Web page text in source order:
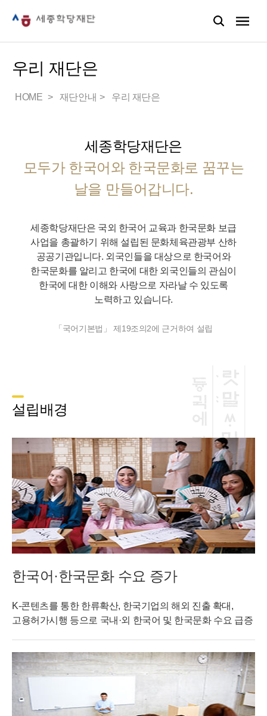
우리 재단은
HOME 재단안내 우리 재단은
세종학당재단은
모두가 한국어와 한국문화로 꿈꾸는
날을 만들어갑니다.
세종학당재단은 국외 한국어 교육과 한국문화 보급
사업을 총괄하기 위해 설립된 문화체육관광부 산하
공공기관입니다. 외국인들을 대상으로 한국어와
한국문화를 알리고 한국에 대한 외국인들의 관심이
한국에 대한 이해와 사랑으로 자라날 수 있도록
노력하고 있습니다.
「국어기본법」 제19조의2에 근거하여 설립
설립배경
한국어·한국문화 수요 증가
K-콘텐츠를 통한 한류확산, 한국기업의 해외 진출 확대,
고용허가시행 등으로 국내·외 한국어 및 한국문화 수요 급증